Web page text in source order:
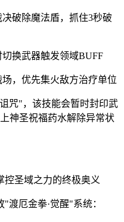
破除魔法盾，抓住3秒破
换武器触发领域BUFF
，优先集火敌方治疗单位
咒"，该技能会暂时封印武
神圣祝福药水解除异常状
渡厄金拳·觉醒"系统：